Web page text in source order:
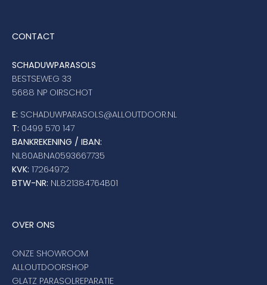
CONTACT
SCHADUWPARASOLS
BESTSEWEG 33
5688 NP OIRSCHOT
E: SCHADUWPARASOLS@ALLOUTDOOR.NL
T: 0499 570 147
BANKREKENING / IBAN:
NL80ABNA0593667735
KVK: 17264972
BTW-NR: NL821384764B01
OVER ONS
ONZE SHOWROOM
ALLOUTDOORSHOP
GLATZ PARASOLREPARATIE